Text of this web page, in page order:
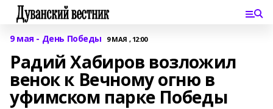
9 мая - День Победы 9 МАЯ , 12:00
Радий Хабиров возложил
венок к Вечному огню в
уфимском парке Победы